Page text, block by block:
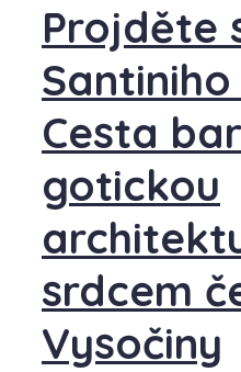
Projděte
Cesta
gotickou
srdcem
Vysočiny